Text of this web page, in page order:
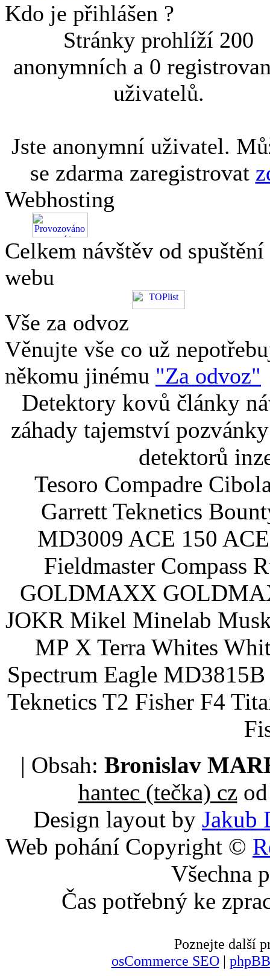
Kdo je přihlášen ?
Stránky prohlíží 200
anonymních a 0
uživatelů.
Jste anonymní uživatel.
se zdarma zaregistrovat
Webhosting
Celkem návštěv od spuštění
webu
Vše za odvoz
Věnujte vše co už
někomu jinému "Za odvoz"
Detektory kovů články
záhady tajemství
detektorů
Tesoro Compadre
Garrett Teknetics
MD3009 ACE 150
Fieldmaster Compass
GOLDMAXX
JOKR Mikel Minelab
MP X Terra Whites
Spectrum Eagle
Teknetics T2 Fisher F4
| Obsah: Bronislav
hantec (tečka) czod
Design layout by Jakub
Web pohání Copyright ©
Všechna
Čas potřebný ke
Poznejte další
osCommerce SEO|